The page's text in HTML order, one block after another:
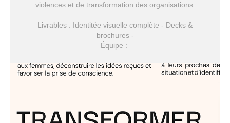
violences et de transformation des organisations.
Livrables : Identitée visuelle complète - Decks &
brochures -
Équipe :